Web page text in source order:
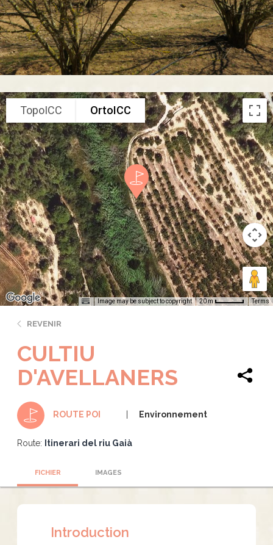
TopoICC OrtoICC
Image may be subject to copyright 20 m Terms
REVENIR
CULTIU
D'AVELLANERS
ROUTE POI Environnement
Route: Itinerari del riu Gaià
FICHIER IMAGES
Introduction